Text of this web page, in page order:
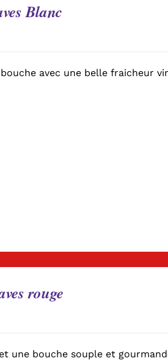
Blanc
avec une belle fraicheur
rouge
une bouche souple et